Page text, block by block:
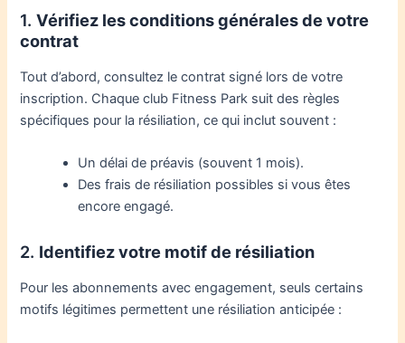
1.Vérifiez les conditions générales de votre
contrat
Tout d’abord, consultez le contrat signé lors de votre
inscription. Chaque club Fitness Park suit des règles
spécifiques pour la résiliation, ce qui inclut souvent :
Un délai de préavis (souvent 1 mois).
Des frais de résiliation possibles si vous êtes
encore engagé.
2. Identifiez votre motif de résiliation
Pour les abonnements avec engagement, seuls certains
motifs légitimes permettent une résiliation anticipée :